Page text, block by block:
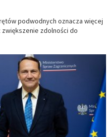
podwodnych oznacza więcej
zwiększenie zdolności do